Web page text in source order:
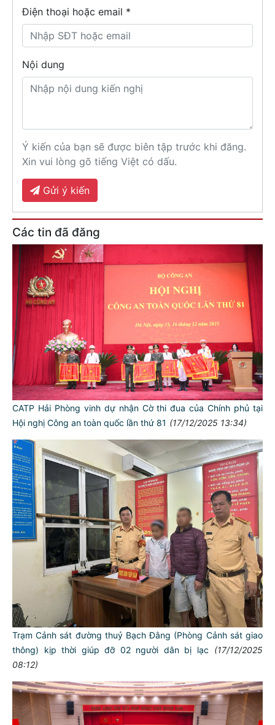
Điện thoại hoặc email *
Nội dung
Ý kiến của bạn sẽ được biên tập trước khi đăng.
Xin vui lòng gõ tiếng Việt có dấu.
Gửi ý kiến
Các tin đã đăng
CATP Hải Phòng vinh dự nhận Cờ thi đua của Chính phủ tại
Hội nghị Công an toàn quốc lần thứ 81 (17/12/2025 13:34)
Trạm Cảnh sát đường thuỷ Bạch Đằng (Phòng Cảnh sát giao
thông) kịp thời giúp đỡ 02 người dân bị lạc
(17/12/2025
08:12)